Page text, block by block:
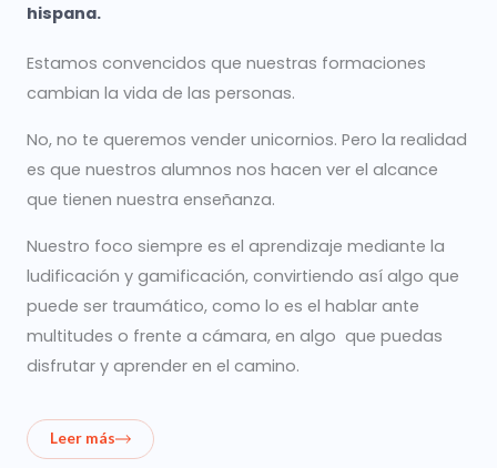
hispana.
Estamos convencidos que nuestras formaciones
cambian la vida de las personas.
No, no te queremos vender unicornios. Pero la realidad
es que nuestros alumnos nos hacen ver el alcance
que tienen nuestra enseñanza.
Nuestro foco siempre es el aprendizaje mediante la
ludificación y gamificación, convirtiendo así algo que
puede ser traumático, como lo es el hablar ante
multitudes o frente a cámara, en algo que puedas
disfrutar y aprender en el camino.
Leer más